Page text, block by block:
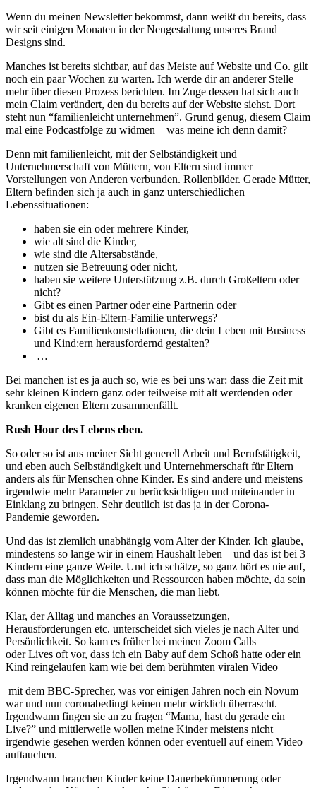
Wenn du meinen Newsletter bekommst, dann weißt du bereits, dass
wir seit einigen Monaten in der Neugestaltung unseres Brand
Designs sind.
Manches ist bereits sichtbar, auf das Meiste auf Website und Co. gilt
noch ein paar Wochen zu warten. Ich werde dir an anderer Stelle
mehr über diesen Prozess berichten. Im Zuge dessen hat sich auch
mein Claim verändert, den du bereits auf der Website siehst. Dort
steht nun “familienleicht unternehmen”. Grund genug, diesem Claim
mal eine Podcastfolge zu widmen – was meine ich denn damit?
Denn mit familienleicht, mit der Selbständigkeit und
Unternehmerschaft von Müttern, von Eltern sind immer
Vorstellungen von Anderen verbunden. Rollenbilder. Gerade Mütter,
Eltern befinden sich ja auch in ganz unterschiedlichen
Lebenssituationen:
haben sie ein oder mehrere Kinder,
wie alt sind die Kinder,
wie sind die Altersabstände,
nutzen sie Betreuung oder nicht,
haben sie weitere Unterstützung z.B. durch Großeltern oder
nicht?
Gibt es einen Partner oder eine Partnerin oder
bist du als Ein-Eltern-Familie unterwegs?
Gibt es Familienkonstellationen, die dein Leben mit Business
und Kind:ern herausfordernd gestalten?
…
Bei manchen ist es ja auch so, wie es bei uns war: dass die Zeit mit
sehr kleinen Kindern ganz oder teilweise mit alt werdenden oder
kranken eigenen Eltern zusammenfällt.
Rush Hour des Lebens eben.
So oder so ist aus meiner Sicht generell Arbeit und Berufstätigkeit,
und eben auch Selbständigkeit und Unternehmerschaft für Eltern
anders als für Menschen ohne Kinder. Es sind andere und meistens
irgendwie mehr Parameter zu berücksichtigen und miteinander in
Einklang zu bringen. Sehr deutlich ist das ja in der Corona-
Pandemie geworden.
Und das ist ziemlich unabhängig vom Alter der Kinder. Ich glaube,
mindestens so lange wir in einem Haushalt leben – und das ist bei 3
Kindern eine ganze Weile. Und ich schätze, so ganz hört es nie auf,
dass man die Möglichkeiten und Ressourcen haben möchte, da sein
können möchte für die Menschen, die man liebt.
Klar, der Alltag und manches an Voraussetzungen,
Herausforderungen etc. unterscheidet sich vieles je nach Alter und
Persönlichkeit. So kam es früher bei meinen Zoom Calls
oder Lives oft vor, dass ich ein Baby auf dem Schoß hatte oder ein
Kind reingelaufen kam wie bei dem berühmten viralen Video
mit dem BBC-Sprecher, was vor einigen Jahren noch ein Novum
war und nun coronabedingt keinen mehr wirklich überrascht.
Irgendwann fingen sie an zu fragen “Mama, hast du gerade ein
Live?” und mittlerweile wollen meine Kinder meistens nicht
irgendwie gesehen werden können oder eventuell auf einem Video
auftauchen.
Irgendwann brauchen Kinder keine Dauerbekümmerung oder